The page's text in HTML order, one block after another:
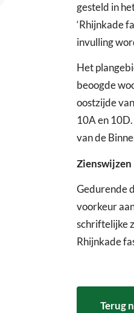
gesteld in
‘Rhijnkade
invulling
Het
beoogde
oostzijde
10A en
van de
Zienswijzen
Gedurende
voorkeur
schriftelijke
Rhijnkade
Terug